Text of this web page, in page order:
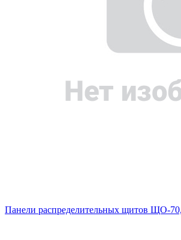
Панели распределительных щитов ЩО-